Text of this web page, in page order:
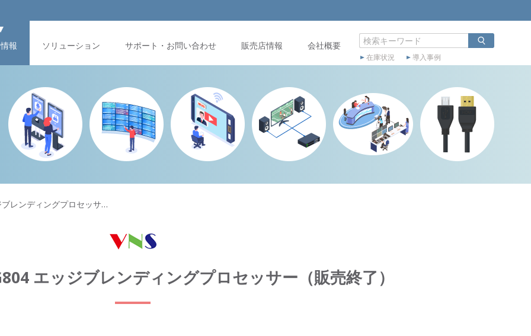
報 ソリューション サポート・お問い合わせ 販売店情報 会社概要
在庫状況 導入事例
レンディングプロセッサ…
エッジブレンディングプロセッサー（販売終了）